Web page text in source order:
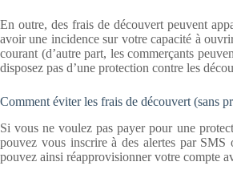
En outre, des frais de découvert peuvent
avoir une incidence sur votre capacité à
courant (d’autre part, les commerçants
disposez pas d’une protection contre les
Comment éviter les frais de découvert (sans
Si vous ne voulez pas payer pour une
pouvez vous inscrire à des alertes par
pouvez ainsi réapprovisionner votre compte